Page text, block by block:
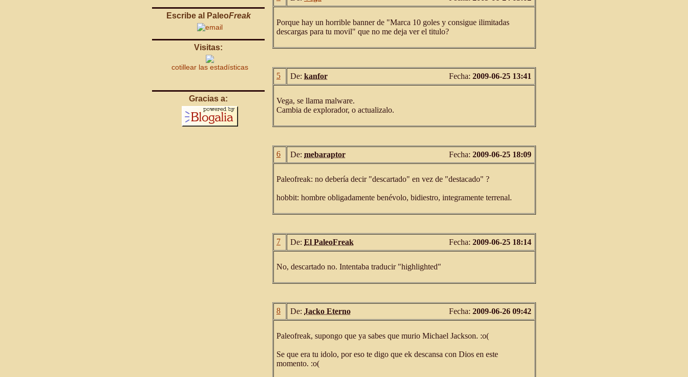
Escribe al PaleoFreak
Visitas:
cotillear las estadísticas
Gracias a:
Porque hay un horrible banner de "Marca 10 goles y consigue ilimitadas
descargas para tu movil" que no me deja ver el titulo?
5 De: kanfor Fecha: 2009-06-25 13:41
Vega, se llama malware.
Cambia de explorador, o actualizalo.
6 De: mebaraptor Fecha: 2009-06-25 18:09
Paleofreak: no debería decir "descartado" en vez de "destacado" ?
hobbit: hombre obligadamente benévolo, bidiestro, integramente terrenal.
7 De: El PaleoFreak Fecha: 2009-06-25 18:14
No, descartado no. Intentaba traducir "highlighted"
8 De: Jacko Eterno Fecha: 2009-06-26 09:42
Paleofreak, supongo que ya sabes que murio Michael Jackson. :o(
Se que era tu idolo, por eso te digo que ek descansa con Dios en este
momento. :o(